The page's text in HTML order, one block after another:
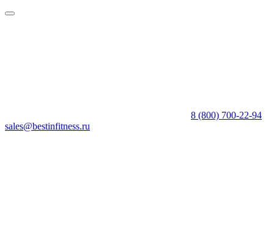
8 (800) 700-22-94
sales@bestinfitness.ru